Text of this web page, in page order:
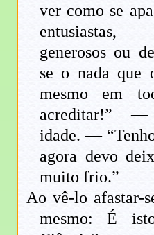
ver como se
entusiastas,
generosos ou
se o nada que
mesmo em
acreditar!” —
idade. —
agora devo
muito frio.”
Ao vê-lo afastar-
mesmo: É